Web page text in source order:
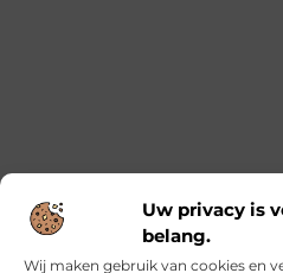
Uw privacy is
belang.
Wij maken gebruik van cookies en